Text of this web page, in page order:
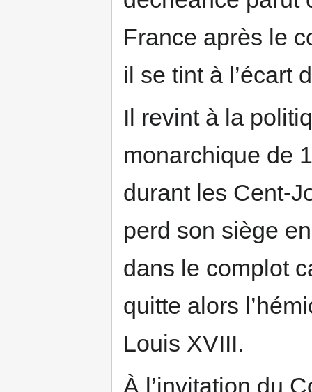
France après le
il se tint à l’écart
Il revint à la
monarchique de
durant les Cent-
perd son siège
dans le complot
quitte alors
Louis XVIII.
À l’invitation du